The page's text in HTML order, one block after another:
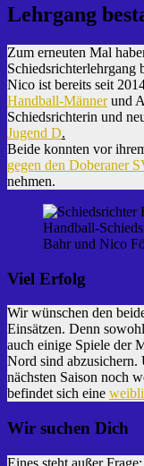
Lehrgang
Zum erneuten Mal
Nico ist bereits seit
Handball-Männerund
Schiedsrichterin und
Jugend D.
Beide konnten vor
gegen den Doberaner
nehmen.
Handball-
Bahr und Nico
Viel Erfolg
Wir wünschen den
Einsätzen. Denn
auch einige Spiele der
Nord sind
nächsten Saison noch
befindet sich eine
Wir suchen Dich
Eines steht außer Frage: